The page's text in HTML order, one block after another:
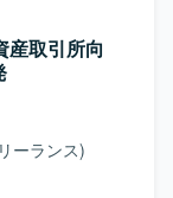
将来的にはテ
へのキャリア
開発環
など）を利
を用い、
しています。
Monitoring、
りやすく説
ドオフを整理
期フェーズか
る方にご参画
基盤の中核シ
装、運用まで
ービス間連携
たDB設計や
対応いただき
ーディングツ
を進めていた
を求めていま
動かしつつ、
方が望ましい
産取引所向
ーランス)